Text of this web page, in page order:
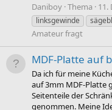
Daniboy Thema 11.
linksgewinde
Amateur fragt
MDF-Platte auf
Da ich für meine
auf 3mm MDF-Platte
Seitenteile der
genommen. Meine